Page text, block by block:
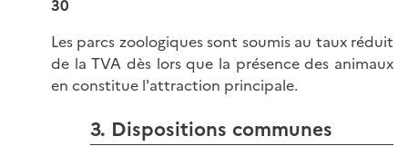
30
Les parcs zoologiques sont soumis au taux réduit
de la TVA dès lors que la présence des animaux
en constitue l'attraction principale.
3. Dispositions communes